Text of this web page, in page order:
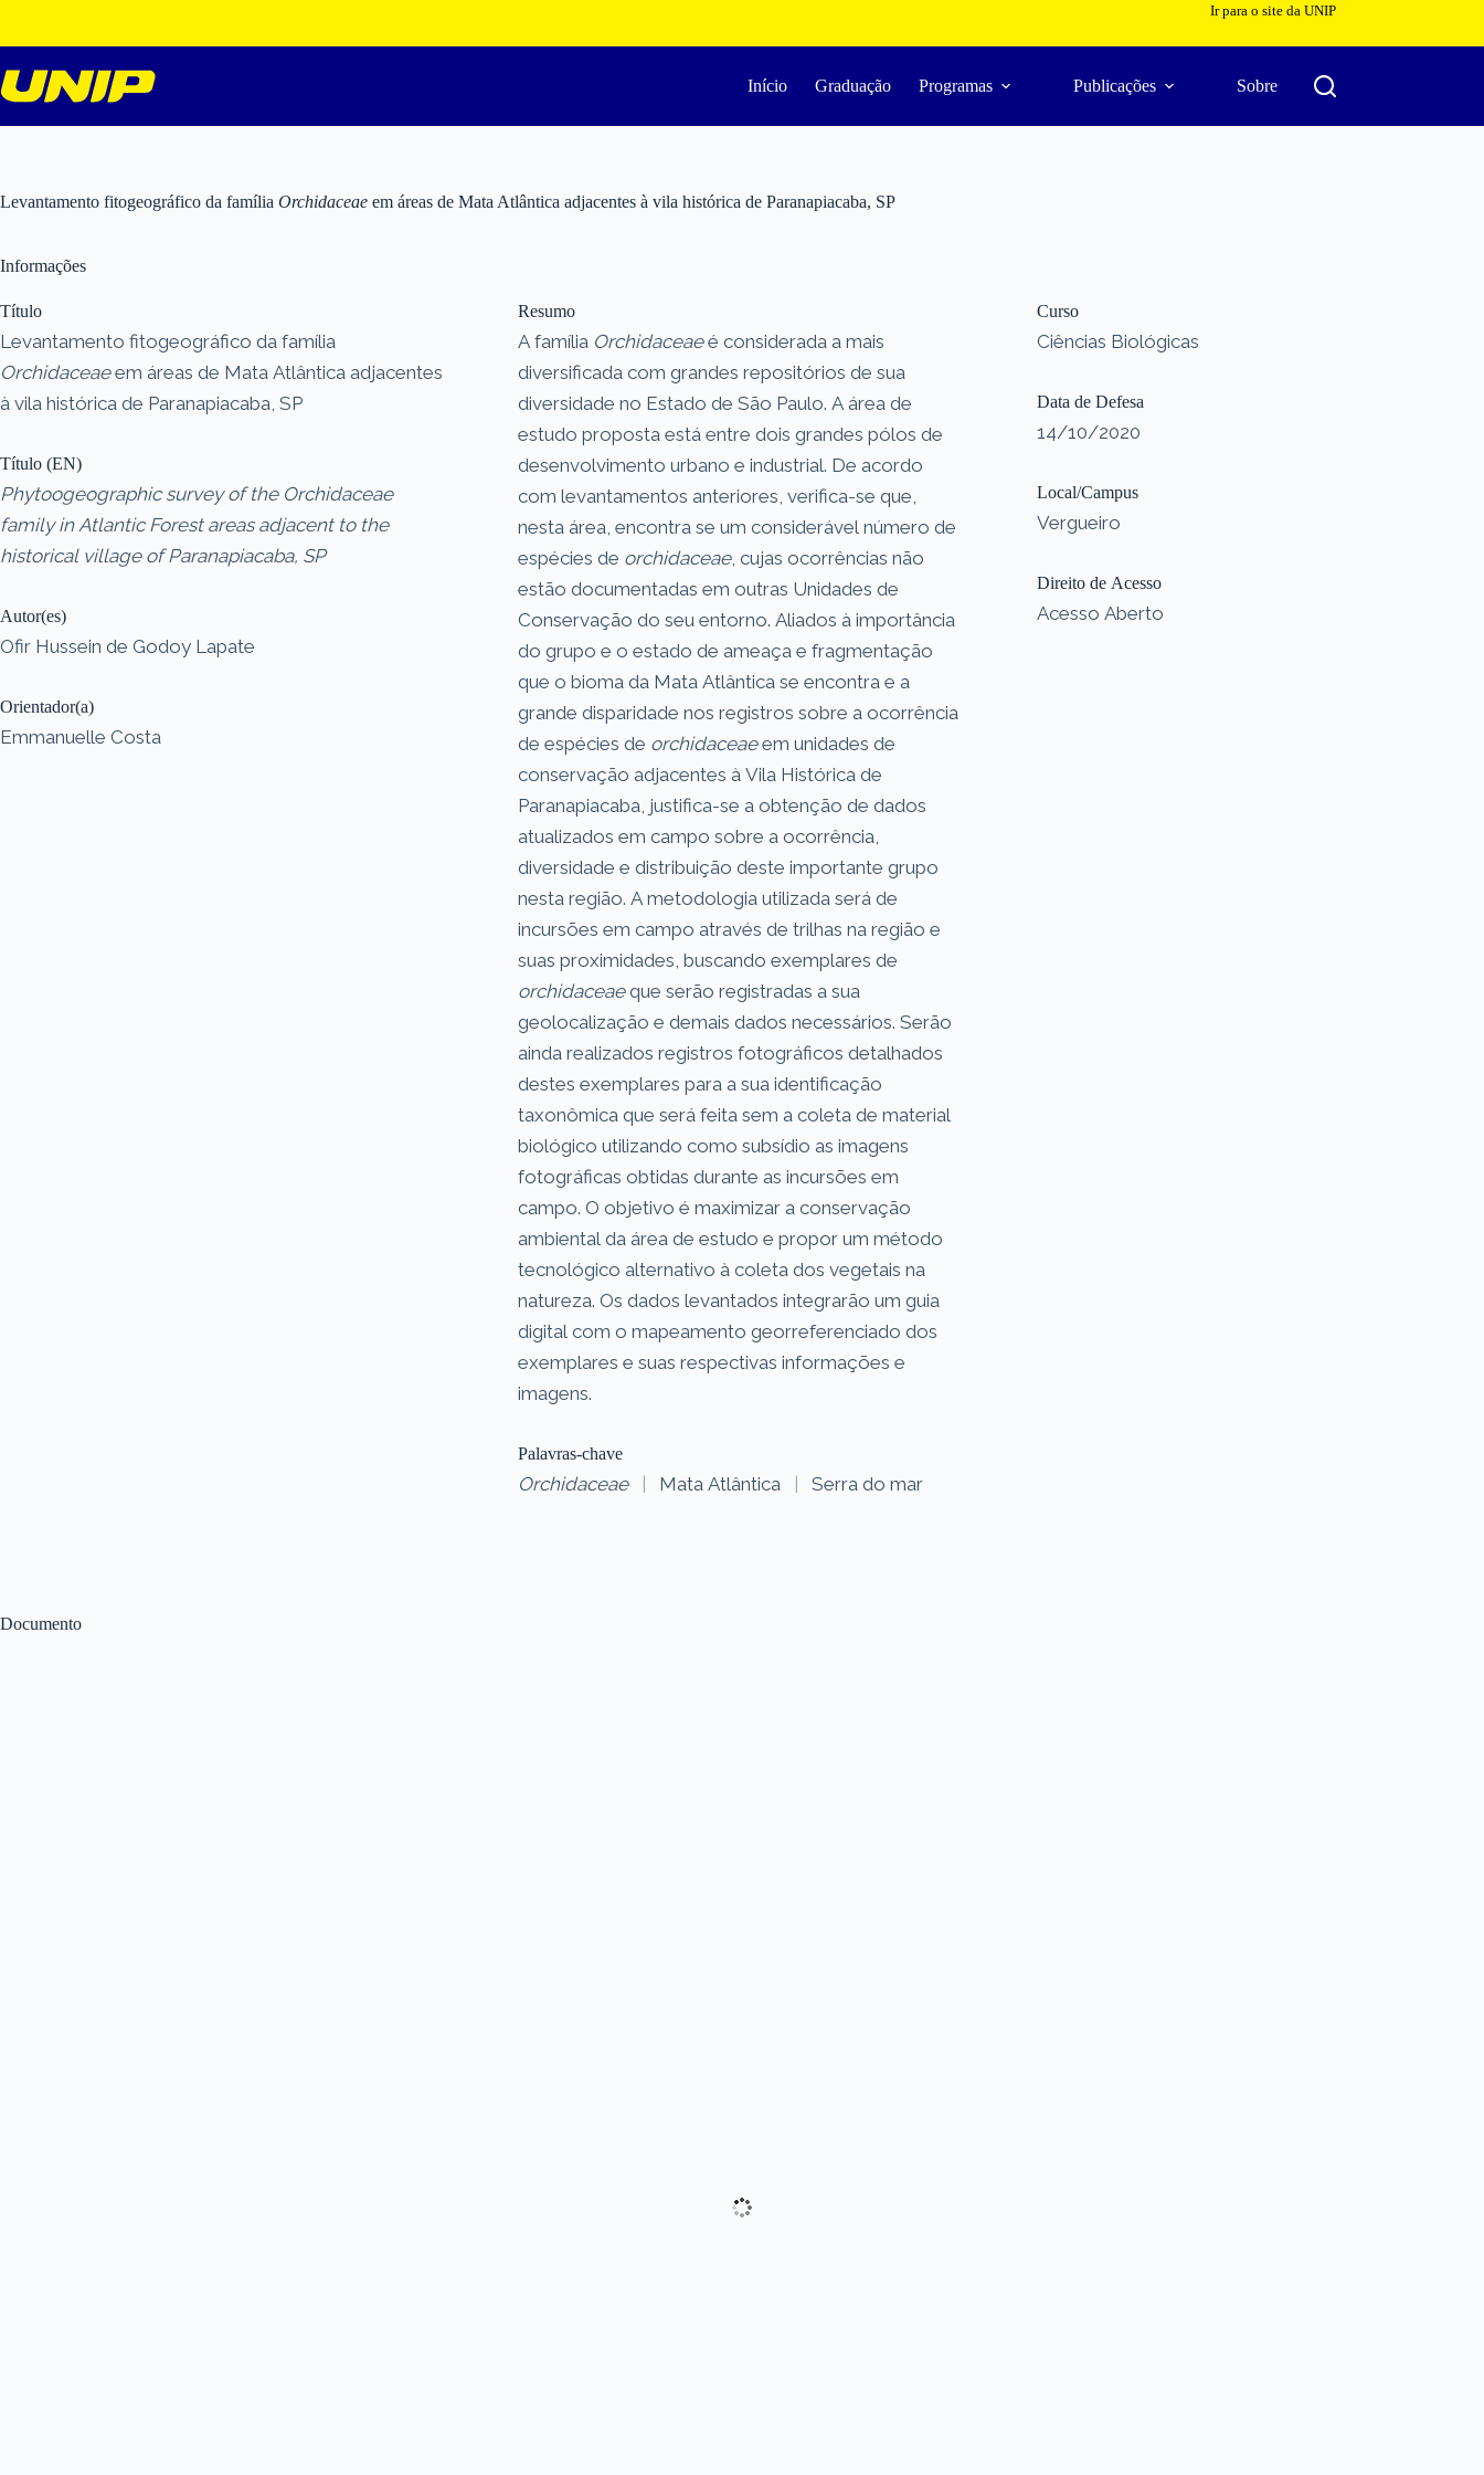
o
conteúdo
Ir para o site da UNIP
Início Graduação Programas Publicações Sobre
Levantamento fitogeográfico da família Orchidaceae em áreas de Mata Atlântica adjacentes à vila histórica de Paranapiacaba, SP
Documento
Informações
Título
Levantamento fitogeográfico da família
Orchidaceaeem áreas de Mata Atlântica adjacentes
à vila histórica de Paranapiacaba, SP
Título (EN)
Phytoogeographic survey of the Orchidaceae
family in Atlantic Forest areas adjacent to the
historical village of Paranapiacaba, SP
Autor(es)
Ofir Hussein de Godoy Lapate
Orientador(a)
Emmanuelle Costa
Resumo
A família Orchidaceaeé considerada a mais
diversificada com grandes repositórios de sua
diversidade no Estado de São Paulo. A área de
estudo proposta está entre dois grandes pólos de
desenvolvimento urbano e industrial. De acordo
com levantamentos anteriores, verifica-se que,
nesta área, encontra se um considerável número de
espécies de orchidaceae, cujas ocorrências não
estão documentadas em outras Unidades de
Conservação do seu entorno. Aliados à importância
do grupo e o estado de ameaça e fragmentação
que o bioma da Mata Atlântica se encontra e a
grande disparidade nos registros sobre a ocorrência
de espécies de orchidaceaeem unidades de
conservação adjacentes à Vila Histórica de
Paranapiacaba, justifica-se a obtenção de dados
atualizados em campo sobre a ocorrência,
diversidade e distribuição deste importante grupo
nesta região. A metodologia utilizada será de
incursões em campo através de trilhas na região e
suas proximidades, buscando exemplares de
orchidaceaeque serão registradas a sua
geolocalização e demais dados necessários. Serão
ainda realizados registros fotográficos detalhados
destes exemplares para a sua identificação
taxonômica que será feita sem a coleta de material
biológico utilizando como subsídio as imagens
fotográficas obtidas durante as incursões em
campo. O objetivo é maximizar a conservação
ambiental da área de estudo e propor um método
tecnológico alternativo à coleta dos vegetais na
natureza. Os dados levantados integrarão um guia
digital com o mapeamento georreferenciado dos
exemplares e suas respectivas informações e
imagens.
Palavras-chave
Orchidaceae | Mata Atlântica | Serra do mar
Curso
Ciências Biológicas
Data de Defesa
14/10/2020
Local/Campus
Vergueiro
Direito de Acesso
Acesso Aberto